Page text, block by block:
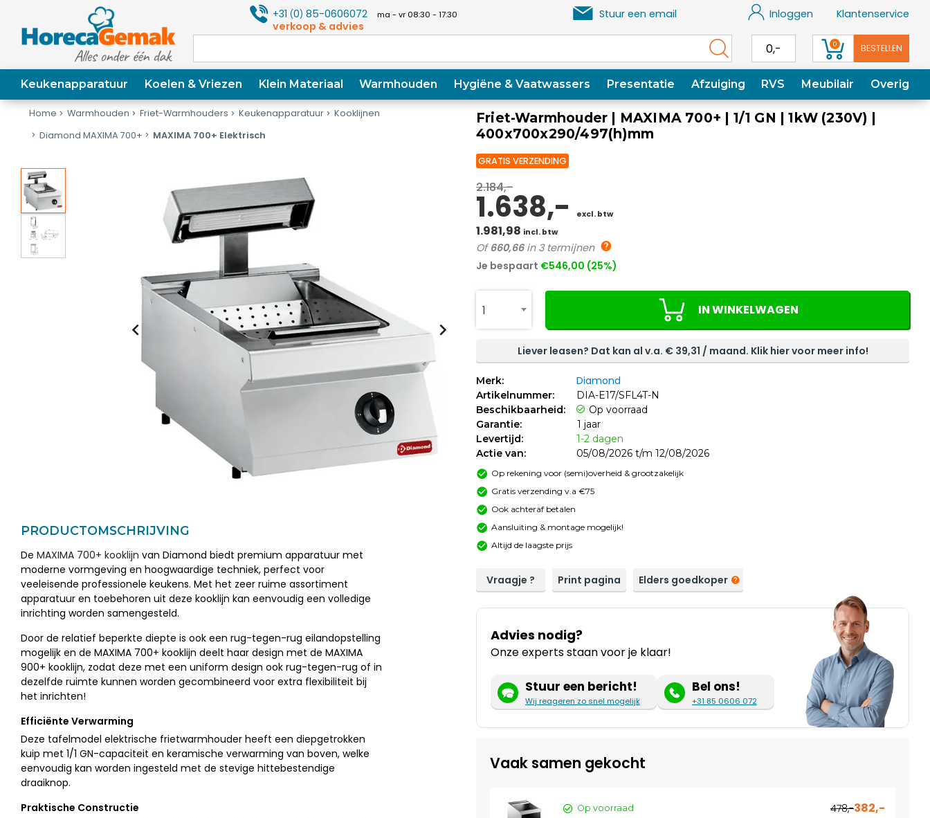
+31(0) 85-0606072 ma - vr 08:30 - 17:30
verkoop & advies
Stuur een email Inloggen Klantenservice
0,- 0 BESTELLEN
Keukenapparatuur Koelen & Vriezen Klein Materiaal Warmhouden Hygiëne & Vaatwassers Presentatie Afzuiging RVS Meubilair Overig
Home Warmhouden Friet-Warmhouders Keukenapparatuur
Kooklijnen
Diamond MAXIMA 700+
MAXIMA 700+ Elektrisch
PRODUCTOMSCHRIJVING
De MAXIMA 700+ kooklijn van Diamond biedt premium apparatuur met
moderne vormgeving en hoogwaardige techniek, perfect voor
veeleisende professionele keukens. Met het zeer ruime assortiment
apparatuur en toebehoren uit deze kooklijn kan eenvoudig een volledige
inrichting worden samengesteld.
Door de relatief beperkte diepte is ook een rug-tegen-rug eilandopstelling
mogelijk en de MAXIMA 700+ kooklijn deelt haar design met de MAXIMA
900+ kooklijn, zodat deze met een uniform design ook rug-tegen-rug of in
dezelfde ruimte kunnen worden gecombineerd voor extra flexibiliteit bij
het inrichten!
Efficiënte Verwarming
Deze tafelmodel elektrische frietwarmhouder heeft een diepgetrokken
kuip met 1/1 GN-capaciteit en keramische verwarming van boven, welke
eenvoudig kan worden ingesteld met de stevige hittebestendige
draaiknop.
Praktische Constructie
Friet-Warmhouder | MAXIMA 700+ | 1/1 GN | 1kW (230V) |
400x700x290/497(h)mm
GRATIS VERZENDING
2.184,-
1.638,- excl. btw
1.981,98 incl. btw
Of 660,66in 3 termijnen
Je bespaart €546,00 (25%)
1 IN WINKELWAGEN
Liever leasen? Dat kan al v.a. € 39,31 / maand. Klik hier voor meer info!
Merk: Diamond
Artikelnummer:
DIA-E17/SFL4T-N
Beschikbaarheid:
Op voorraad
Garantie:
1 jaar
Levertijd:
1-2 dagen
Actie van:
05/08/2026 t/m 12/08/2026
Op rekening voor (semi)overheid & grootzakelijk
Gratis verzending v.a €75
Ook achteraf betalen
Aansluiting & montage mogelijk!
Altijd de laagste prijs
Vraagje ? Print pagina Elders goedkoper
Advies nodig?
Onze experts staan voor je klaar!
Stuur een bericht!
Wij reageren zo snel mogelijk
Bel ons!
+31 85 0606 072
Vaak samen gekocht
Op voorraad 478,-382,-